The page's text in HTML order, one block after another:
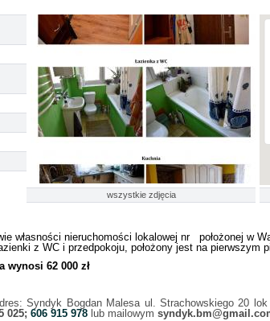
wszystkie zdjęcia
własności nieruchomości lokalowej nr położonej w
z WC i przedpokoju, położony jest na pierwszym
wynosi 62 000 zł
Syndyk Bogdan Malesa ul. Strachowskiego 20 lok
025; 606 915 978 lub mailowym